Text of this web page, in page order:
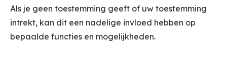
Als je geen toestemming geeft of uw toestemming
intrekt, kan dit een nadelige invloed hebben op
bepaalde functies en mogelijkheden.